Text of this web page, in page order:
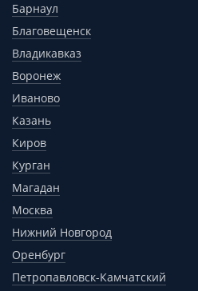
Барнаул
Благовещенск
Владикавказ
Воронеж
Иваново
Казань
Киров
Курган
Магадан
Москва
Нижний Новгород
Оренбург
Петропавловск-Камчатский